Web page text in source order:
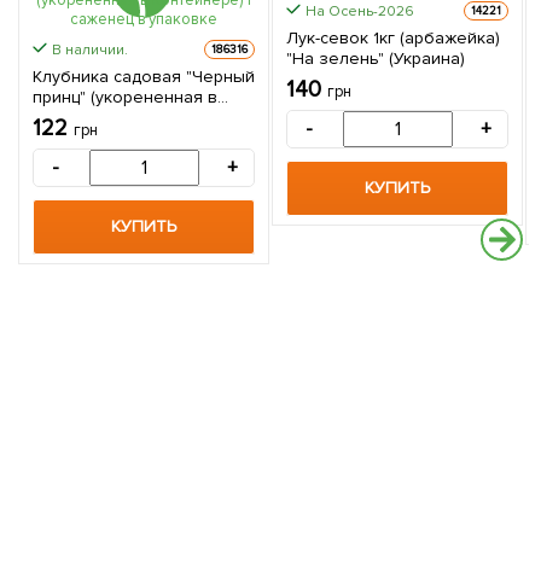
В наличии. 186316
Клубника садовая "Черный
принц" (укорененная в
контейнере) 1 саженец в
упаковке
122 грн
- +
КУПИТЬ
На Осень-2026 14221
Лук-севок 1кг (арбажейка)
"На зелень" (Украина)
140 грн
- +
КУПИТЬ